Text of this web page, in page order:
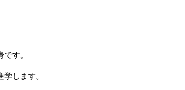
す。
します。